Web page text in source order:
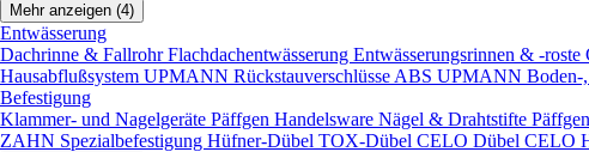
Mehr anzeigen (4)
Entwässerung
Dachrinne & FallrohrFlachdachentwässerung Entwässerungsrinnen & -roste
Hausabflußsystem UPMANN Rückstauverschlüsse ABS UPMANN Boden-
Befestigung
Klammer- und Nagelgeräte Päffgen Handelsware Nägel & Drahtstifte
ZAHN Spezialbefestigung Hüfner-Dübel TOX-Dübel CELO Dübel CELO